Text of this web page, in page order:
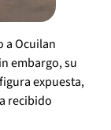
a Ocuilan
embargo, su
expuesta,
recibido